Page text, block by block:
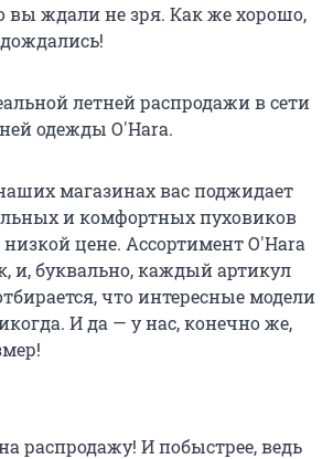
вы ждали не зря. Как же хорошо,
летней распродажи в сети
одежды O'Hara.
магазинах вас поджидает
и комфортных пуховиков
цене. Ассортимент O'Hara
и, буквально, каждый артикул
что интересные модели
И да — у нас, конечно же,
распродажу! И побыстрее, ведь